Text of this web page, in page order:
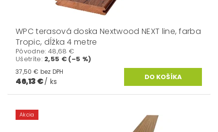
WPC terasová doska Nextwood NEXT line, farba
Tropic, dĺžka 4 metre
Pôvodne: 48,68 €
Ušetríte: 2,55 € (–5 %)
37,50 € bez DPH
46,13 €/ ks
Akcia